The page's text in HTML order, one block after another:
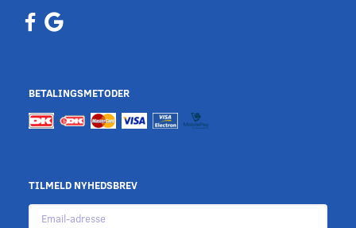
BETALINGSMETODER
TILMELD NYHEDSBREV
Email-
adresse